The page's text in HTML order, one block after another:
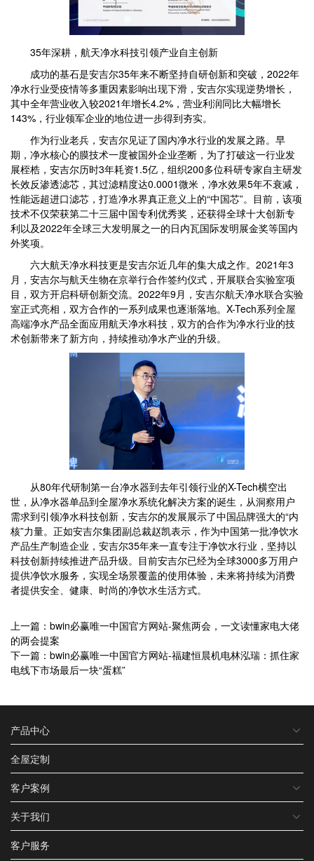
35年深耕，航天净水科技引领产业自主创新
成功的基石是安吉尔35年来不断坚持自研创新和突破，2022年
净水行业受疫情等多重因素影响出现下滑，安吉尔实现逆势增长，
其中全年营业收入较2021年增长4.2%，营业利润同比大幅增长
143%，行业领军企业的地位进一步得到夯实。
作为行业老兵，安吉尔见证了国内净水行业的发展之路。早
期，净水核心的膜技术一度被国外企业垄断，为了打破这一行业发
展桎梏，安吉尔历时3年耗资1.5亿，组织200多位科研专家自主研发
长效反渗透滤芯，其过滤精度达0.0001微米，净水效果5年不衰减，
性能远超进口滤芯，打造净水界真正意义上的“中国芯”。目前，该项
技术不仅荣获第二十三届中国专利优秀奖，还获得全球十大创新专
利以及2022年全球三大发明展之一的日内瓦国际发明展金奖等国内
外奖项。
六大航天净水科技更是安吉尔近几年的集大成之作。2021年3
月，安吉尔与航天生物在京举行合作签约仪式，开展联合实验室项
目，双方开启科研创新交流。2022年9月，安吉尔航天净水联合实验
室正式亮相，双方合作的一系列成果也逐渐落地。X-Tech系列全屋
高端净水产品全面应用航天净水科技，双方的合作为净水行业的技
术创新带来了新方向，持续推动净水产业的升级。
从80年代研制第一台净水器到去年引领行业的X-Tech横空出
世，从净水器单品到全屋净水系统化解决方案的诞生，从洞察用户
需求到引领净水科技创新，安吉尔的发展展示了中国品牌强大的“内
核”力量。正如安吉尔集团副总裁赵凯表示，作为中国第一批净饮水
产品生产制造企业，安吉尔35年来一直专注于净饮水行业，坚持以
科技创新持续推进产品升级。目前安吉尔已经为全球3000多万用户
提供净饮水服务，实现全场景覆盖的使用体验，未来将持续为消费
者提供安全、健康、时尚的净饮水生活方式。
上一篇：bwin必赢唯一中国官方网站-聚焦两会，一文读懂家电大佬
的两会提案
下一篇：bwin必赢唯一中国官方网站-福建恒晨机电林泓瑞：抓住家
电线下市场最后一块“蛋糕”
产品中心
全屋定制
客户案例
关于我们
客户服务